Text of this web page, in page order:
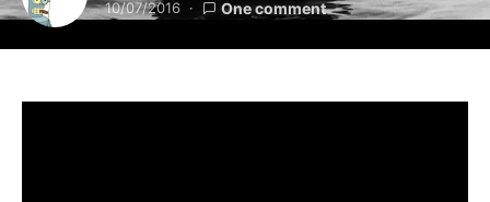
10/07/2016 One comment